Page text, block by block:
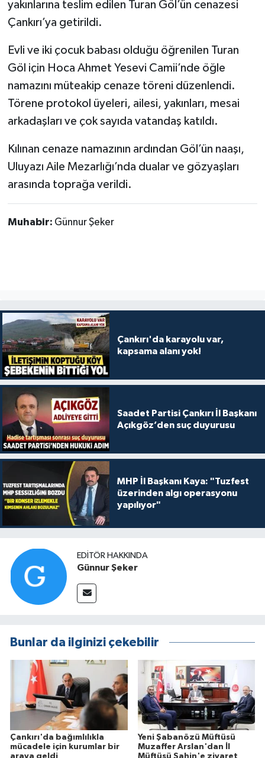
yakınlarına teslim edilen Turan Göl’ün cenazesi
Çankırı’ya getirildi.
Evli ve iki çocuk babası olduğu öğrenilen Turan
Göl için Hoca Ahmet Yesevi Camii’nde öğle
namazını müteakip cenaze töreni düzenlendi.
Törene protokol üyeleri, ailesi, yakınları, mesai
arkadaşları ve çok sayıda vatandaş katıldı.
Kılınan cenaze namazının ardından Göl’ün naaşı,
Uluyazı Aile Mezarlığı’nda dualar ve gözyaşları
arasında toprağa verildi.
Muhabir: Günnur Şeker
Çankırı'da karayolu var,
kapsama alanı yok!
Saadet Partisi Çankırı İl Başkanı
Açıkgöz’den suç duyurusu
MHP İl Başkanı Kaya: "Tuzfest
üzerinden algı operasyonu
yapılıyor"
EDITÖR HAKKINDA
Günnur Şeker
Bunlar da ilginizi çekebilir
Çankırı'da bağımlılıkla
mücadele için kurumlar bir
araya geldi
Yeni Şabanözü Müftüsü
Muzaffer Arslan'dan İl
Müftüsü Şahin'e ziyaret